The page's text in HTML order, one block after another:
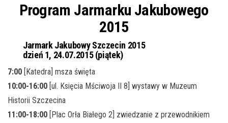
Program Jarmarku Jakubowego
2015
Jarmark Jakubowy Szczecin 2015
dzień 1, 24.07.2015 (piątek)
7:00 [Katedra] msza święta
10:00-16:00 [ul. Księcia Mściwoja II 8] wystawy w Muzeum
Historii Szczecina
11:00-18:00 [Plac Orła Białego 2] zwiedzanie z przewodnikiem